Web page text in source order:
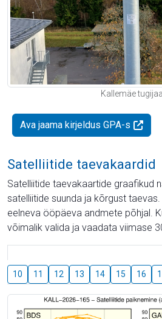
Kallemäe
Ava jaama kirjeldus GPA-s
Satelliitide taevakaardid
Satelliitide taevakaartide graafikud
satelliitide suunda ja kõrgust
eelneva ööpäeva andmete põhjal.
võimalik valida ja vaadata viimase
10 11 12 13 14 15 16